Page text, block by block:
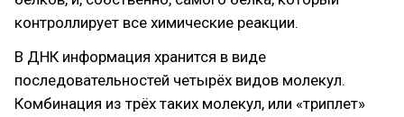
контроллирует все химические реакции.
В ДНК информация хранится в виде
последовательностей четырёх видов молекул.
Комбинация из трёх таких молекул, или «триплет»